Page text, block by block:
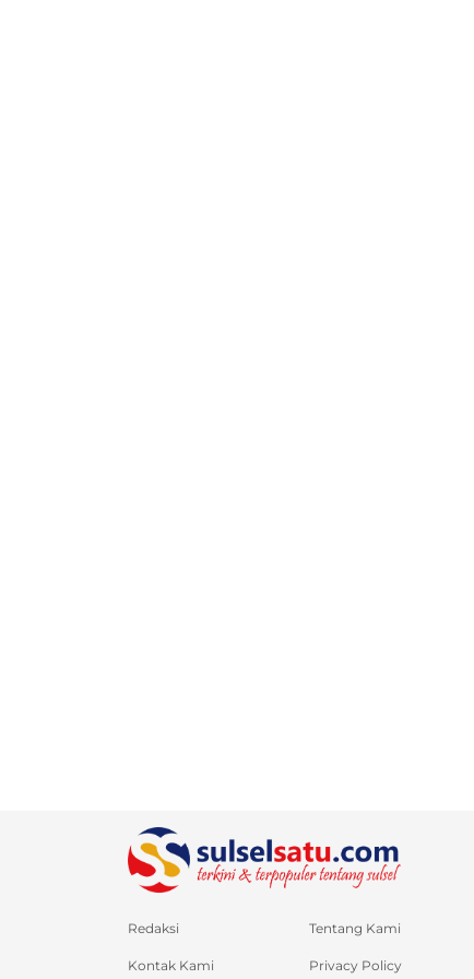
Redaksi Tentang Kami
Kontak Kami Privacy Policy